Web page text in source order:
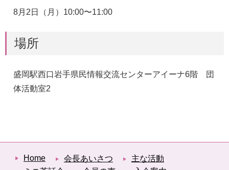
8月2日（月）10:00〜11:00
場所
盛岡駅西口岩手県民情報交流センターアイーナ6階 団
体活動室2
Home 会長あいさつ
主な活動